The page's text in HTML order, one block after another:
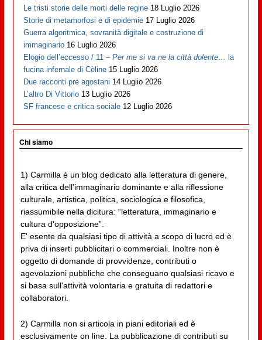
Le tristi storie delle morti delle regine 18 Luglio 2026
Storie di metamorfosi e di epidemie 17 Luglio 2026
Guerra algoritmica, sovranità digitale e costruzione di
immaginario 16 Luglio 2026
Elogio dell’eccesso / 11 –Per me si va ne la città dolente… la
fucina infernale di Cèline 15 Luglio 2026
Due racconti pre agostani 14 Luglio 2026
L’altro Di Vittorio 13 Luglio 2026
SF francese e critica sociale 12 Luglio 2026
Chi siamo
1) Carmilla è un blog dedicato alla letteratura di genere,
alla critica dell'immaginario dominante e alla riflessione
culturale, artistica, politica, sociologica e filosofica,
riassumibile nella dicitura: “letteratura, immaginario e
cultura d'opposizione”.
E' esente da qualsiasi tipo di attività a scopo di lucro ed è
priva di inserti pubblicitari o commerciali. Inoltre non è
oggetto di domande di provvidenze, contributi o
agevolazioni pubbliche che conseguano qualsiasi ricavo e
si basa sull'attività volontaria e gratuita di redattori e
collaboratori.
2) Carmilla non si articola in piani editoriali ed è
esclusivamente on line. La pubblicazione di contributi su